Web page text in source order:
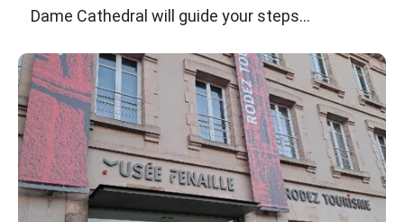
Dame Cathedral will guide your steps...